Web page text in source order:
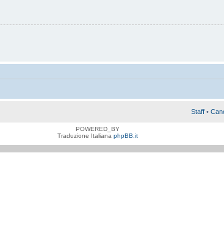
Staff •
POWERED_BY
Traduzione Italiana phpBB.it